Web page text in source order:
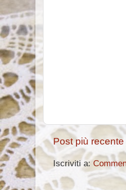
Post più recente
Iscriviti a: